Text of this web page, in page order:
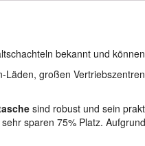
bekannt und
großen
sind robust und sein
sparen 75% Platz.